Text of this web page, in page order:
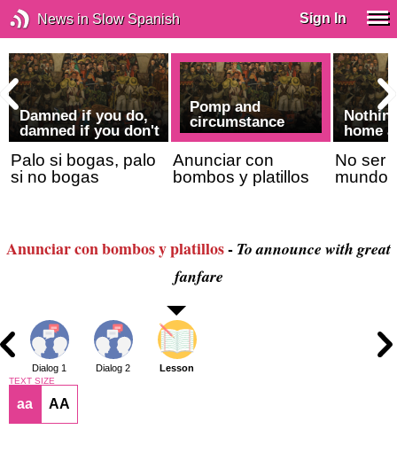
News in Slow Spanish Sign In
Damned if you do,
damned if you don't
Palo si bogas, palo
si no bogas
Pomp and
circumstance
Anunciar con
bombos y platillos
home
No ser
mundo
Anunciar con bombos y platillos- To announce with great
fanfare
Dialog 1 Dialog 2 Lesson
TEXT SIZE
aa AA